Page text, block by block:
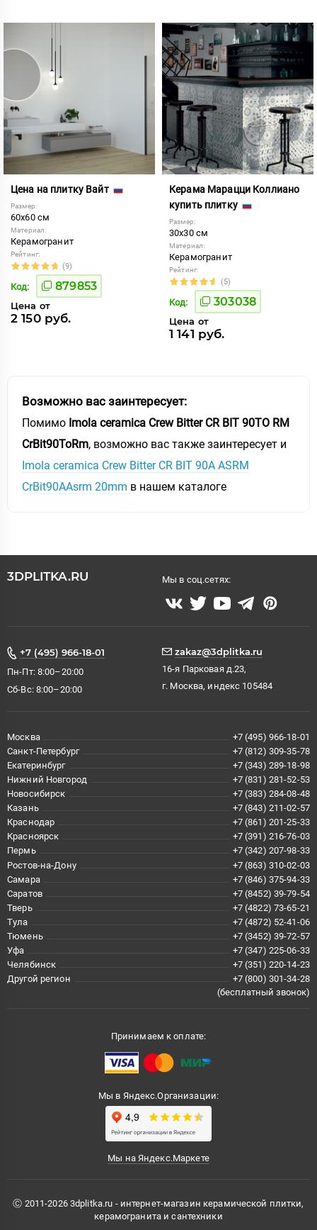
Цена на плитку Вайт
Размер:
60x60 см
Материал:
Керамогранит
Рейтинг:
(9)
Код: 879853
Цена от
2 150 руб.
Керама Марацци Коллиано
купить плитку
Размер:
30x30 см
Материал:
Керамогранит
Рейтинг:
(5)
Код: 303038
Цена от
1 141 руб.
Возможно вас заинтересует:
Помимо Imola ceramica Crew Bitter CR BIT 90TO RM
CrBit90ToRm, возможно вас также заинтересует и
Imola ceramica Crew Bitter CR BIT 90A ASRM
CrBit90AAsrm 20mm в нашем каталоге
3DPLITKA.RU Мы в соц.сетях:
+7 (495) 966-18-01
Пн-Пт: 8:00–20:00
Сб-Вс: 8:00–20:00
zakaz@3dplitka.ru
16-я Парковая д.23,
г. Москва, индекс 105484
Москва
+7 (495) 966-18-01
Санкт-Петербург
+7 (812) 309-35-78
Екатеринбург
+7 (343) 289-18-98
Нижний Новгород
+7 (831) 281-52-53
Новосибирск
+7 (383) 284-08-48
Казань
+7 (843) 211-02-57
Краснодар
+7 (861) 201-25-33
Красноярск
+7 (391) 216-76-03
Пермь
+7 (342) 207-98-33
Ростов-на-Дону
+7 (863) 310-02-03
Самара
+7 (846) 375-94-33
Саратов
+7 (8452) 39-79-54
Тверь
+7 (4822) 73-65-21
Тула
+7 (4872) 52-41-06
Тюмень
+7 (3452) 39-72-57
Уфа
+7 (347) 225-06-33
Челябинск
+7 (351) 220-14-23
Другой регион
+7 (800) 301-34-28
(бесплатный звонок)
Принимаем к оплате:
Мы в Яндекс.Организации:
Мы на Яндекс.Маркете
Ⓒ 2011-2026 3dplitka.ru - интернет-магазин керамической плитки,
керамогранита и сантехники